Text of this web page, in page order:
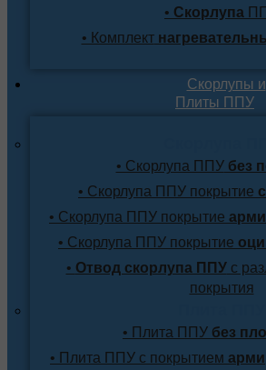
• Скорлупа
• Комплект
Скорлупы и
Плиты ППУ
• Скорлупа ППУбез
• Скорлупа ППУ покрытие
• Скорлупа ППУ покрытие
• Скорлупа ППУ покрытие
• Отвод скорлупа ППУс
покрытия
• Плита ППУ без
• Плита ППУ с покрытием